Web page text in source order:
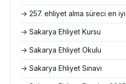
→ 257. ehliyet alma süreci en iyi
→ Sakarya Ehliyet Kursu
→ Sakarya Ehliyet Okulu
→ Sakarya Ehliyet Sınavı